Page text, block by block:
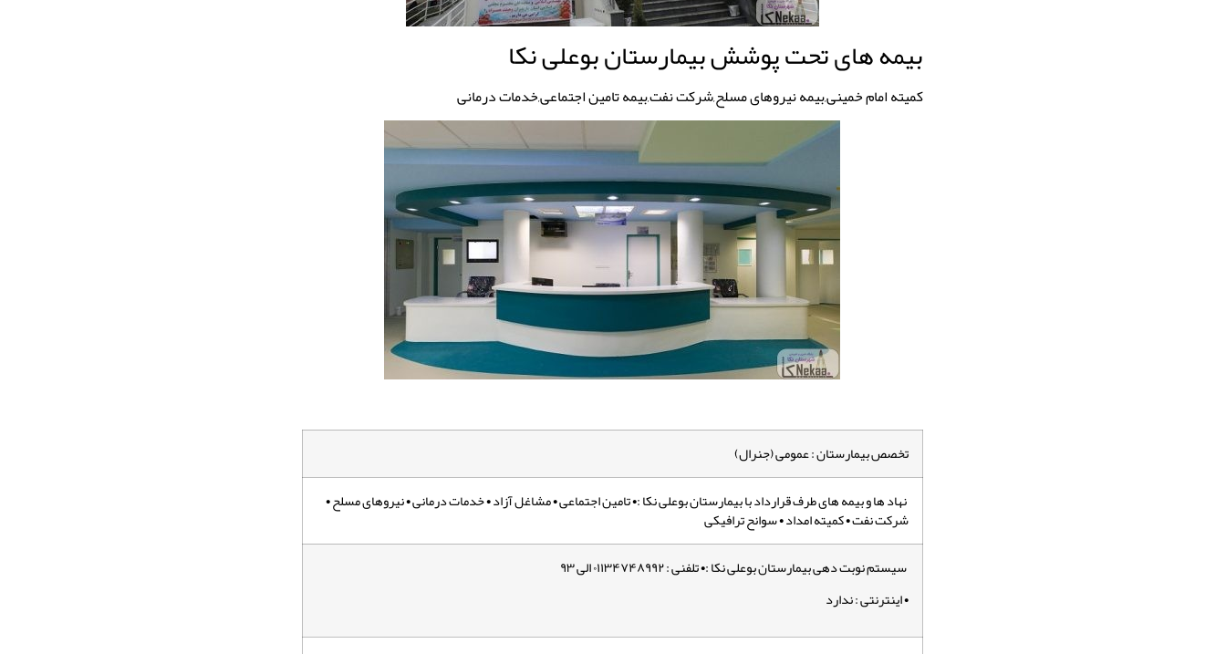
بیمه های تحت پوشش بیمارستان بوعلی نکا
کمیته امام خمینی,بیمه نیروهای مسلح,شرکت نفت,بیمه تامین اجتماعی,خدمات درمانی
تخصص بیمارستان : عمومی (جنرال)
نهاد ها و بیمه های طرف قرارداد با بیمارستان بوعلی نکا :• تامین اجتماعی • مشاغل آزاد • خدمات درمانی • نیروهای مسلح •
شرکت نفت • کمیته امداد • سوانح ترافیکی
سیستم نوبت دهی بیمارستان بوعلی نکا :• تلفنی : ۰۱۱۳۴۷۴۸۹۹۲ الی ۹۳
• اینترنتی : ندارد